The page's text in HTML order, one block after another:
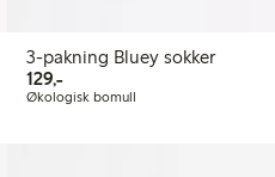
3-pakning Bluey sokker
129,-129,00 kr
Økologisk bomull